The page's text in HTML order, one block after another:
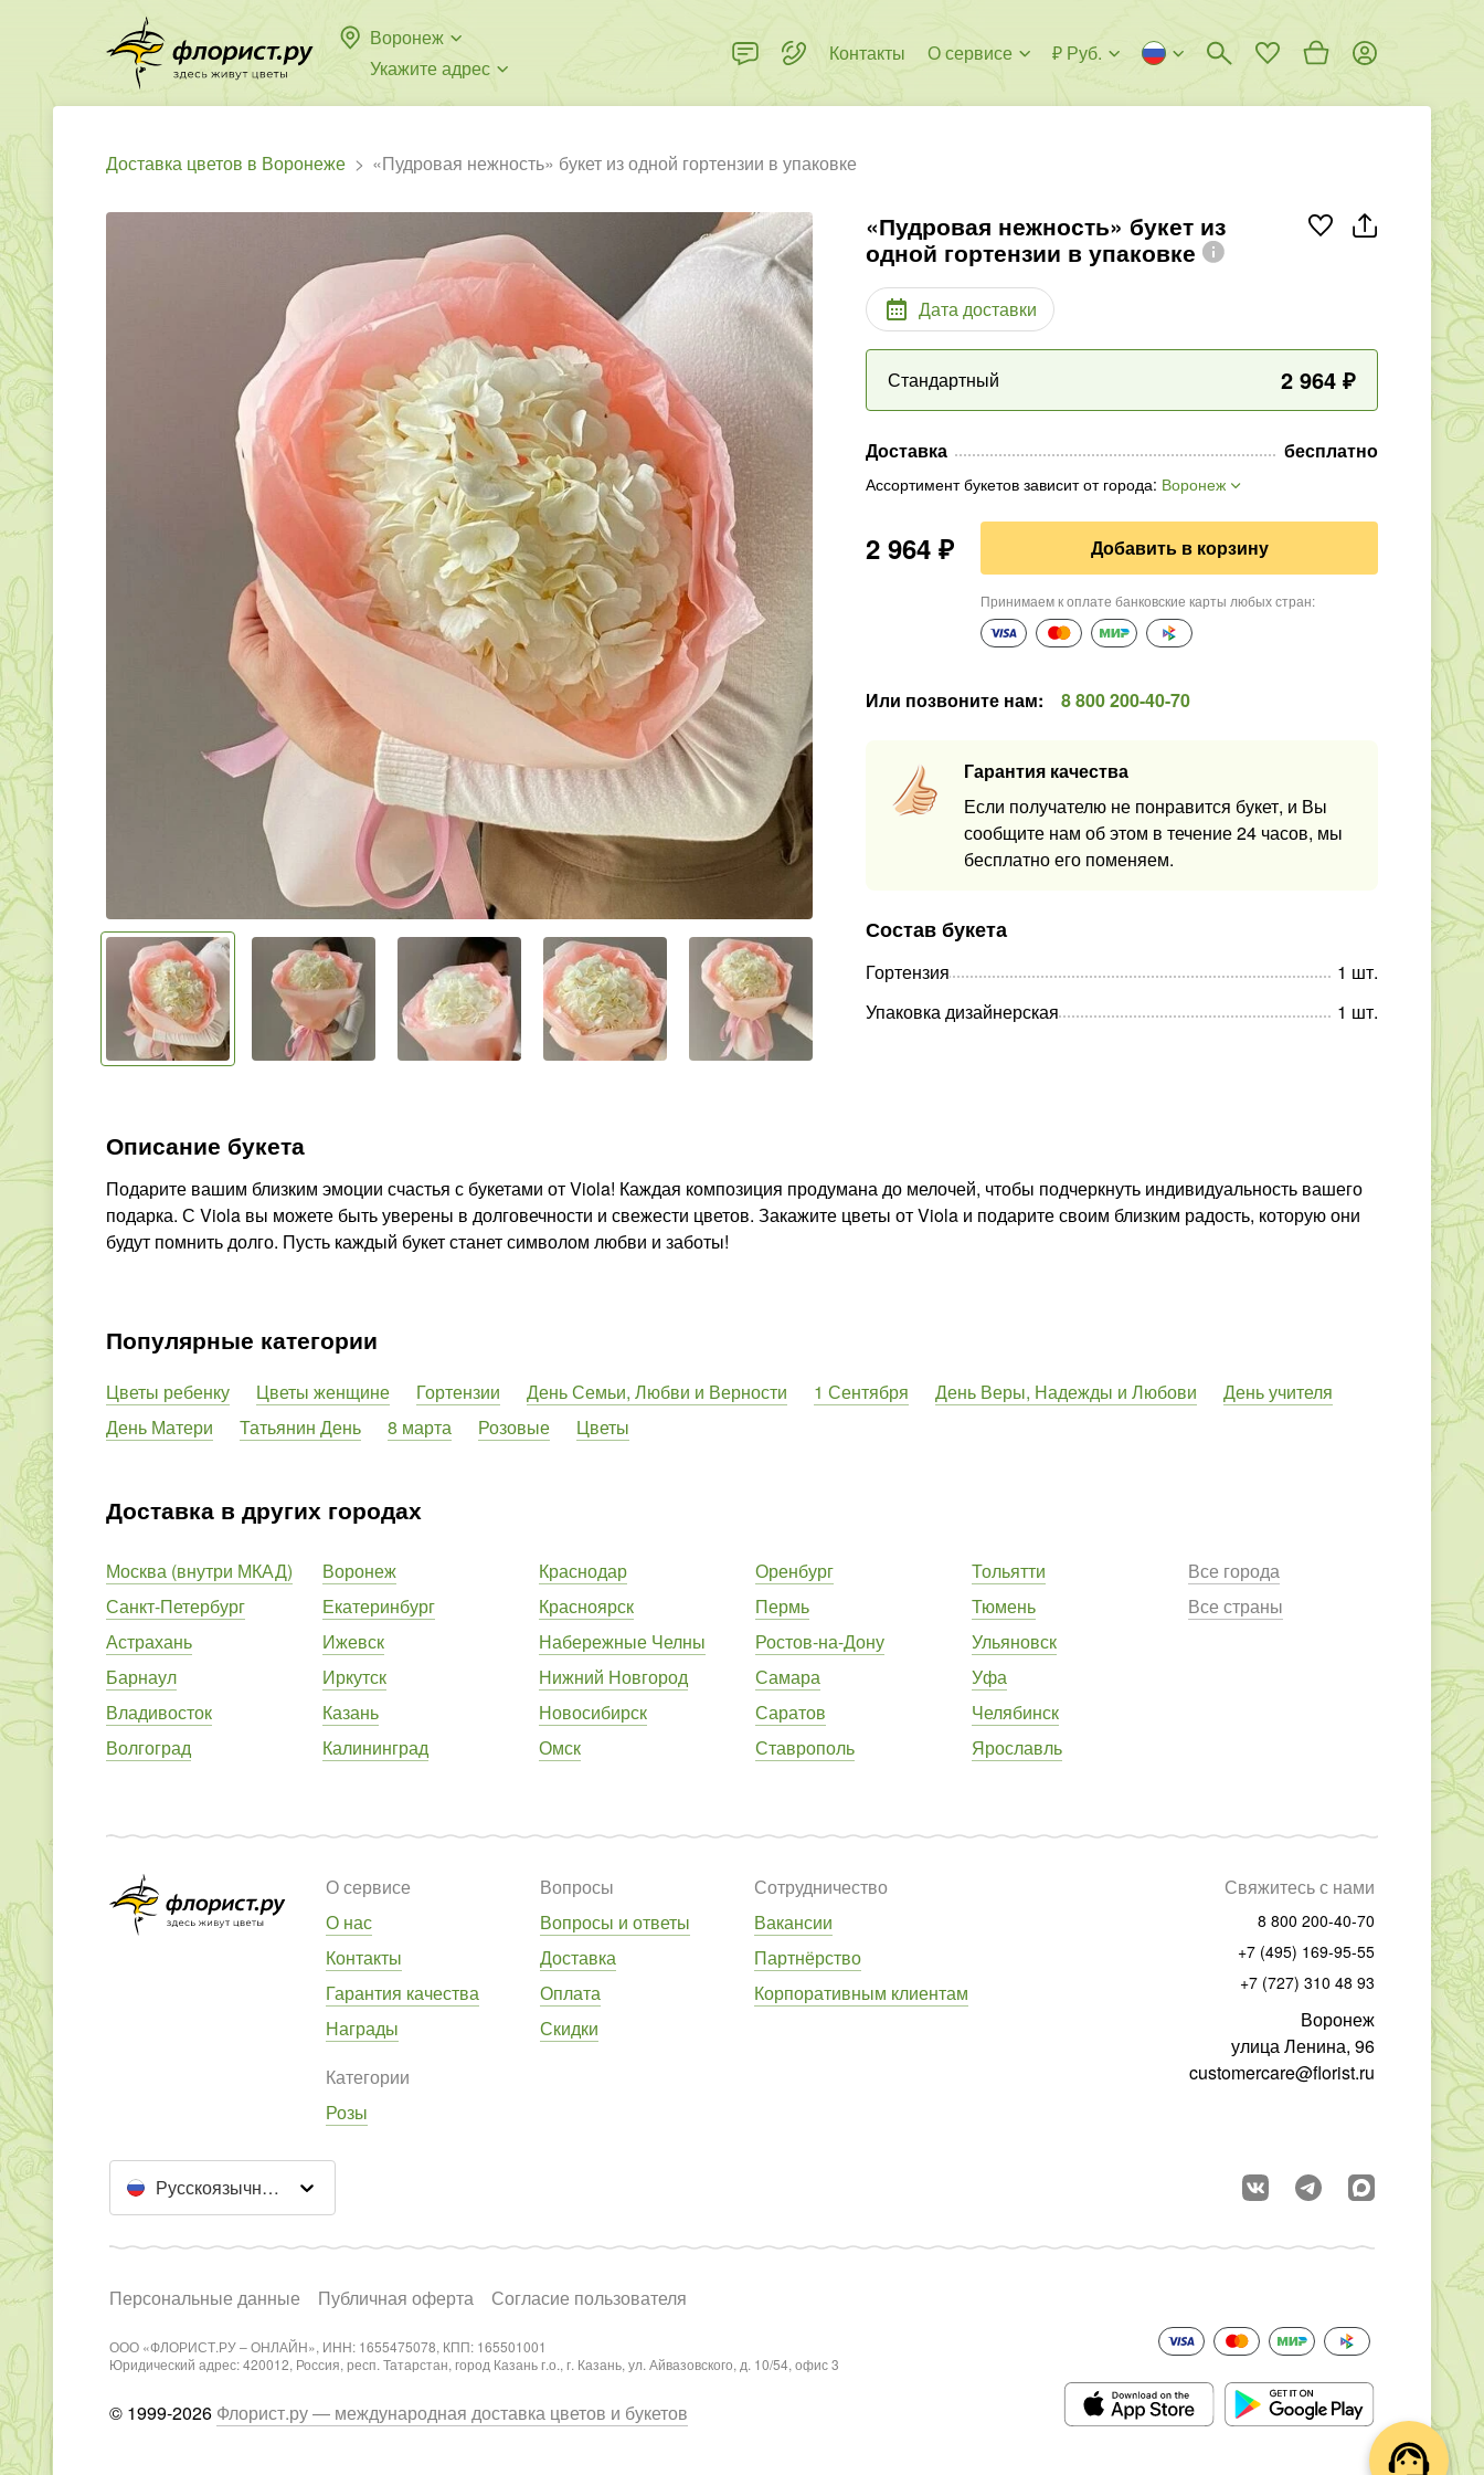
Воронеж
Укажите адрес
Контакты О сервисе ₽ Руб.
Доставка цветов в Воронеже «Пудровая нежность» букет из одной гортензии в упаковке
«Пудровая нежность» букет из
одной гортензии в упаковке
Дата доставки
Стандартный 2 964 ₽
Доставка бесплатно
Ассортимент букетов зависит от города: Воронеж
2 964 ₽ Добавить в корзину
Принимаем к оплате банковские карты любых стран:
Или позвоните нам: 8 800 200-40-70
Гарантия качества
Если получателю не понравится букет, и Вы
сообщите нам об этом в течение 24 часов, мы
бесплатно его поменяем.
Состав букета
Гортензия 1 шт.
Упаковка дизайнерская
1 шт.
Описание букета
Подарите вашим близким эмоции счастья с букетами от Viola! Каждая композиция продумана до мелочей, чтобы подчеркнуть индивидуальность вашего
подарка. С Viola вы можете быть уверены в долговечности и свежести цветов. Закажите цветы от Viola и подарите своим близким радость, которую они
будут помнить долго. Пусть каждый букет станет символом любви и заботы!
Популярные категории
Цветы ребенку Цветы женщине Гортензии День Семьи, Любви и Верности 1 Сентября День Веры, Надежды и Любови
День учителя
День Матери
Татьянин День 8 марта Розовые Цветы
Доставка в других городах
Москва (внутри МКАД)
Санкт-Петербург
Астрахань
Барнаул
Владивосток
Волгоград
Воронеж
Екатеринбург
Ижевск
Иркутск
Казань
Калининград
Краснодар
Красноярск
Набережные Челны
Нижний Новгород
Новосибирск
Омск
Оренбург
Пермь
Ростов-на-Дону
Самара
Саратов
Ставрополь
Тольятти
Тюмень
Ульяновск
Уфа
Челябинск
Ярославль
Все города
Все страны
О сервисе
О нас
Контакты
Гарантия качества
Награды
Вопросы
Вопросы и ответы
Доставка
Оплата
Скидки
Сотрудничество
Вакансии
Партнёрство
Корпоративным клиентам
Категории
Розы
Свяжитесь с нами
8 800 200-40-70
+7 (495) 169-95-55
+7 (727) 310 48 93
Воронеж
улица Ленина, 96
customercare@florist.ru
Русскоязычный сайт
Персональные данные Публичная оферта Согласие пользователя
ООО «ФЛОРИСТ.РУ – ОНЛАЙН», ИНН: 1655475078, КПП: 165501001
Юридический адрес: 420012, Россия, респ. Татарстан, город Казань г.о., г. Казань, ул. Айвазовского, д. 10/54, офис 3
© 1999-2026 Флорист.ру — международная доставка цветов и букетов